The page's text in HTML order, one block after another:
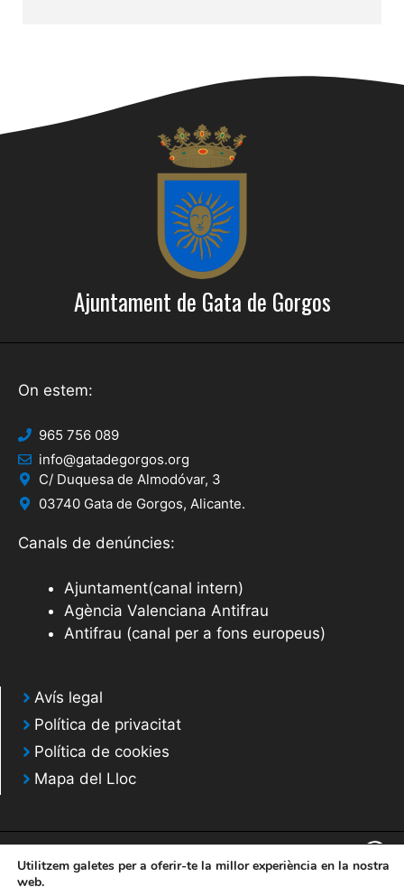
Ajuntament de Gata de Gorgos
On estem:
965 756 089
info@gatadegorgos.org
C/ Duquesa de Almodóvar, 3
03740 Gata de Gorgos, Alicante.
Canals de denúncies:
Ajuntament(canal intern)
Agència Valenciana Antifrau
Antifrau (canal per a fons europeus)
Avís legal
Política de privacitat
Política de cookies
Mapa del Lloc
Utilitzem galetes per a oferir-te la millor experiència en la nostra
web.